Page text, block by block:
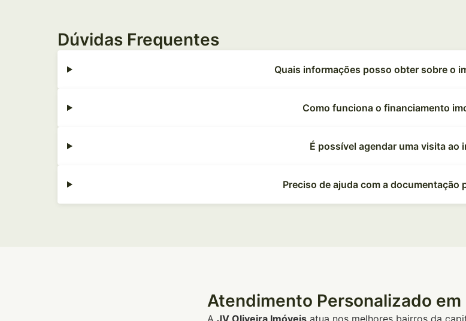
Dúvidas Frequentes
Quais informações posso obter sobre o
Como funciona o financiamento
É possível agendar uma visita ao
Preciso de ajuda com a documentação
Atendimento Personalizado em
A JV Oliveira Imóveis atua nos melhores bairros da